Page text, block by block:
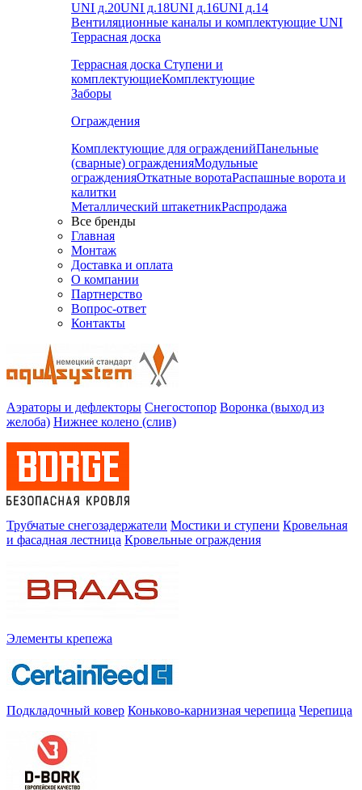
UNI д.20UNI д.18UNI д.16UNI д.14
Вентиляционные каналы и комплектующие UNI
Террасная доска
Террасная доска Ступени и
комплектующиеКомплектующие
Заборы
Ограждения
Комплектующие для огражденийПанельные
(сварные) огражденияМодульные
огражденияОткатные воротаРаспашные ворота и
калитки
Металлический штакетникРаспродажа
Все бренды
Главная
Монтаж
Доставка и оплата
О компании
Партнерство
Вопрос-ответ
Контакты
Аэраторы и дефлекторы Снегостопор Воронка (выход из
желоба) Нижнее колено (слив)
Трубчатые снегозадержатели Мостики и ступени Кровельная
и фасадная лестница Кровельные ограждения
Элементы крепежа
Подкладочный ковер Коньково-карнизная черепица Черепица